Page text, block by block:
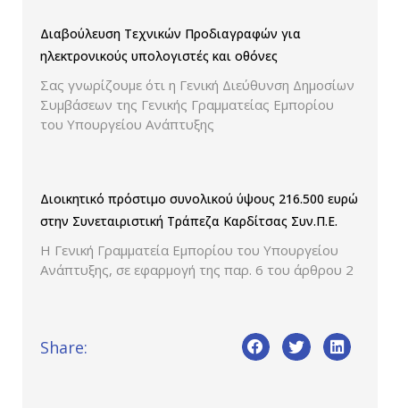
Διαβούλευση Τεχνικών Προδιαγραφών για
ηλεκτρονικούς υπολογιστές και οθόνες
Σας γνωρίζουμε ότι η Γενική Διεύθυνση Δημοσίων
Συμβάσεων της Γενικής Γραμματείας Εμπορίου
του Υπουργείου Ανάπτυξης
Διοικητικό πρόστιμο συνολικού ύψους 216.500 ευρώ
στην Συνεταιριστική Τράπεζα Καρδίτσας Συν.Π.Ε.
Η Γενική Γραμματεία Εμπορίου του Υπουργείου
Ανάπτυξης, σε εφαρμογή της παρ. 6 του άρθρου 2
Share: